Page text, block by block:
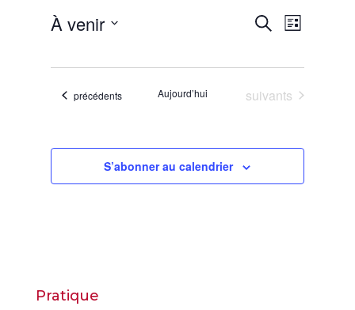
vues
Recherche
de
Liste
À venir
Évènements
précédents Aujourd’hui Évènements
suivants
S’abonner au calendrier
Pratique